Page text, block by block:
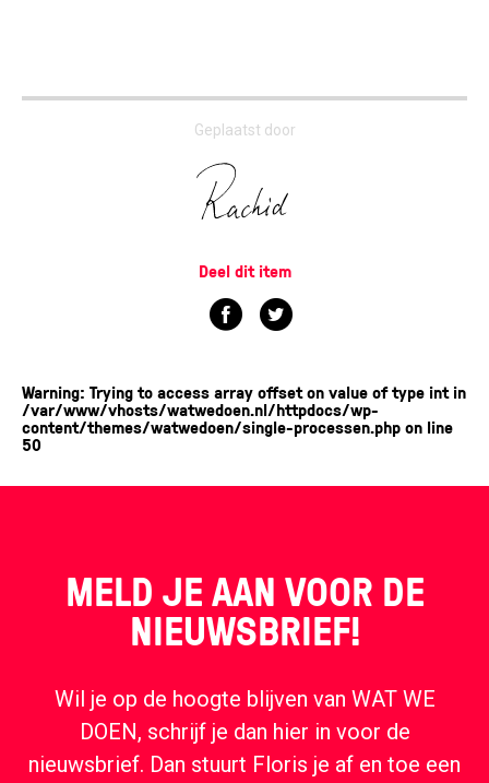
Geplaatst door
Deel dit item
Warning: Trying to access array offset on value of type int in
/var/www/vhosts/watwedoen.nl/httpdocs/wp-
content/themes/watwedoen/single-processen.phpon line
50
MELD JE AAN VOOR DE
NIEUWSBRIEF!
Wil je op de hoogte blijven van WAT WE
DOEN, schrijf je dan hier in voor de
nieuwsbrief. Dan stuurt Floris je af en toe een